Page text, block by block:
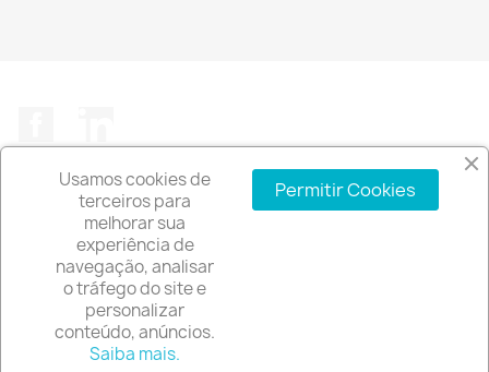
A EMPRESA
INFORMAÇÃO DA LOJA
© 2026 - Software de comércio eletrónico por
Usamos cookies de
terceiros para
melhorar sua
experiência de
navegação, analisar
o tráfego do site e
personalizar
conteúdo, anúncios.
Saiba mais.
Permitir Cookies